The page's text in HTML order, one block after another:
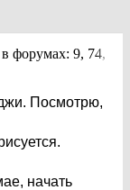
Посмотрю,
начать